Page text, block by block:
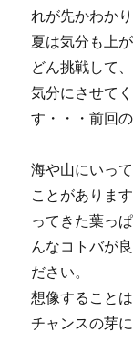
れが先かわかり
夏は気分も上
どん挑戦して
気分にさせて
す・・・前回
海や山にいっ
ことがありま
ってきた葉っ
んなコトバが
ださい。
想像すること
チャンスの芽